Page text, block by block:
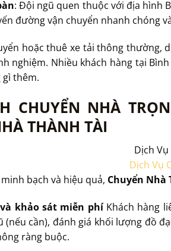
: Đội ngũ quen thuộc với địa hình
đường vận chuyển nhanh chóng
hoặc thuê xe tải thông
nghiệm. Nhiều khách hàng tại
gì thêm.
CHUYỂN NHÀ
THÀNH TÀI
Dịch Vụ
bạch và hiệu quả, Chuyển Nhà
khảo sát miễn phíKhách hàng
(nếu cần), đánh giá khối lượng đồ
ràng buộc.